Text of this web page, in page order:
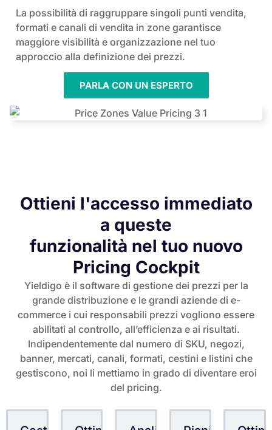
La possibilità di raggruppare singoli punti vendita,
formati e canali di vendita in zone garantisce
maggiore visibilità e organizzazione nel tuo
approccio alla definizione dei prezzi.
PARLA CON UN ESPERTO
Ottieni l'accesso immediato
a queste
funzionalità nel tuo nuovo
Pricing Cockpit
Yieldigo è il software di gestione dei prezzi per la
grande distribuzione e le grandi aziende di e-
commerce i cui responsabili prezzi vogliono essere
abilitati al controllo, all’efficienza e ai risultati.
Indipendentemente dal numero di SKU, negozi,
banner, mercati, canali, formati, cestini e listini che
gestiscono, noi li mettiamo in grado di diventare eroi
del pricing.